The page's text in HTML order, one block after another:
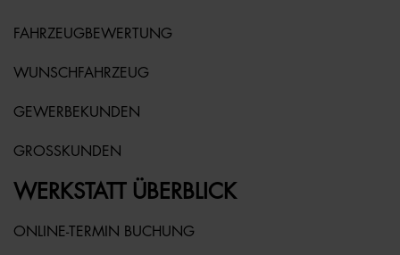
FAHRZEUGBEWERTUNG
WUNSCHFAHRZEUG
GEWERBEKUNDEN
GROSSKUNDEN
WERKSTATT ÜBERBLICK
ONLINE-TERMIN BUCHUNG